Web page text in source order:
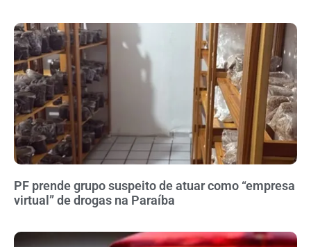
PF prende grupo suspeito de atuar como “empresa
virtual” de drogas na Paraíba